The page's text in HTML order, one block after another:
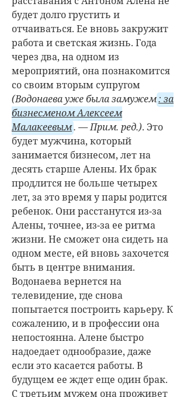
будет долго грустить и
отчаиваться. Ее вновь закружит
работа и светская жизнь. Года
через два, на одном из
мероприятий, она познакомится
со своим вторым супругом
(Водонаева уже была замужем: за
бизнесменом Алексеем
Малакеевым. — Прим. ред.). Это
будет мужчина, который
занимается бизнесом, лет на
десять старше Алены. Их брак
продлится не больше четырех
лет, за это время у пары родится
ребенок. Они расстанутся из-за
Алены, точнее, из-за ее ритма
жизни. Не сможет она сидеть на
одном месте, ей вновь захочется
быть в центре внимания.
Водонаева вернется на
телевидение, где снова
попытается построить карьеру. К
сожалению, и в профессии она
непостоянна. Алене быстро
надоедает однообразие, даже
если это касается работы. В
будущем ее ждет еще один брак.
С третьим мужем она проживет